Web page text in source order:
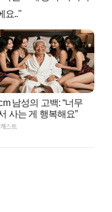
요.."
남성의 고백: “너무
사는 게 행복해요”
스트